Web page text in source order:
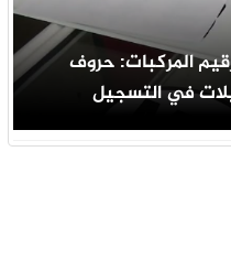
المركبات: حروف
في التسجيل